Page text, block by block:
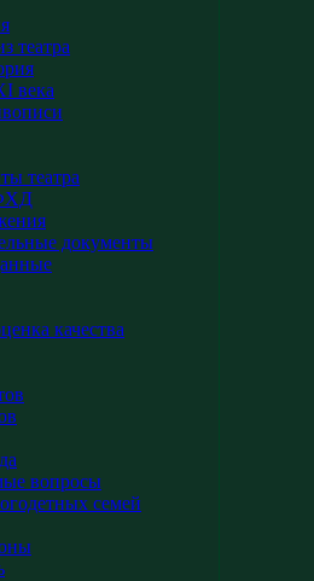
театра
века
театра
документы
качества
вопросы
семей